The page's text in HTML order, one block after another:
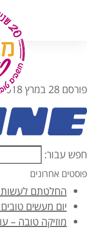
פורסם 28 במרץ 2018
חפש עבור:
פוסטים אחרונים
החלטתם לעשות
יום מעשים
מוזיקה טובה –